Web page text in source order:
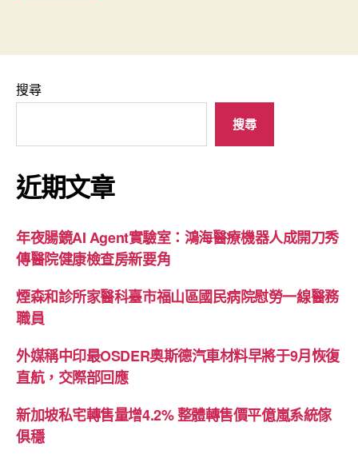
搜尋
搜尋
近期文章
年夜腸鏡AI Agent實驗室：鴻海醫療機器人成開刀秀
傳醫院健康檢查房新要角
煙森和診所家醫科臺市福山區國民病院慰勞一線醫務
職員
外媒稱中印最OSDER奧斯德汽車材料早將于9月恢復
直航，交際部回應
新加坡私宅轉售量增4.2% 整體轉售價平億嵐系統傢
俱穩